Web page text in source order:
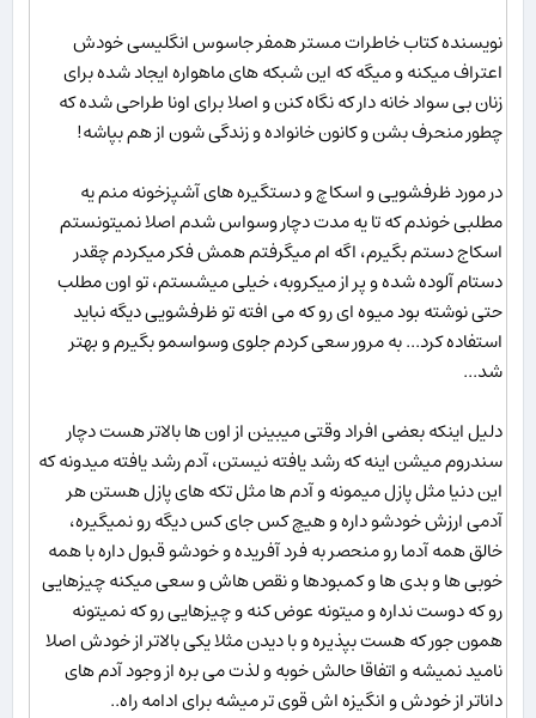
نویسنده کتاب خاطرات مستر همفر جاسوس انگلیسی خودش
اعتراف میکنه و میگه که این شبکه های ماهواره ایجاد شده برای
زنان بی سواد خانه دار که نگاه کنن و اصلا برای اونا طراحی شده که
چطور منحرف بشن و کانون خانواده و زندگی شون از هم بپاشه!
در مورد ظرفشویی و اسکاچ و دستگیره های آشپزخونه منم یه
مطلبی خوندم که تا یه مدت دچار وسواس شدم اصلا نمیتونستم
اسکاج دستم بگیرم، اگه ام میگرفتم همش فکر میکردم چقدر
دستام آلوده شده و پر از میکروبه، خیلی میشستم، تو اون مطلب
حتی نوشته بود میوه ای رو که می افته تو ظرفشویی دیگه نباید
استفاده کرد... به مرور سعی کردم جلوی وسواسمو بگیرم و بهتر
شد...
دلیل اینکه بعضی افراد وقتی میبینن از اون ها بالاتر هست دچار
سندروم میشن اینه که رشد یافته نیستن، آدم رشد یافته میدونه که
این دنیا مثل پازل میمونه و آدم ها مثل تکه های پازل هستن هر
آدمی ارزش خودشو داره و هیچ کس جای کس دیگه رو نمیگیره،
خالق همه آدما رو منحصر به فرد آفریده و خودشو قبول داره با همه
خوبی ها و بدی ها و کمبودها و نقص هاش و سعی میکنه چیزهایی
رو که دوست نداره و میتونه عوض کنه و چیزهایی رو که نمیتونه
همون جور که هست بپذیره و با دیدن مثلا یکی بالاتر از خودش اصلا
نامید نمیشه و اتفاقا حالش خوبه و لذت می بره از وجود آدم های
داناتر از خودش و انگیزه اش قوی تر میشه برای ادامه راه..